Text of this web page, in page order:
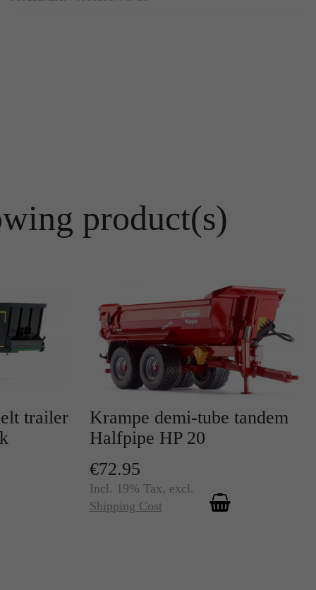
product(s)
trailer
Krampe demi-tube tandem
Halfpipe HP 20
€72.95
Incl. 19% Tax, excl.
Shipping Cost